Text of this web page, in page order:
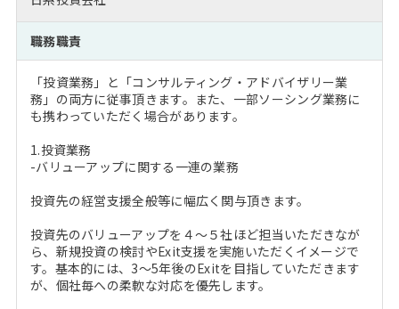
インターン受入企業一覧
MBAを生かす求人特集
注目企業インタビュー
Career Talk Live
MBA NETWORKING
ニュースリリース
職務職責
「投資業務」と「コンサルティング・アドバイザリー業
務」の両方に従事頂きます。また、一部ソーシング業務に
も携わっていただく場合があります。
1.投資業務
-バリューアップに関する一連の業務
投資先の経営支援全般等に幅広く関与頂きます。
投資先のバリューアップを４～５社ほど担当いただきなが
ら、新規投資の検討やExit支援を実施いただくイメージで
す。基本的には、3～5年後のExitを目指していただきます
が、個社毎への柔軟な対応を優先します。